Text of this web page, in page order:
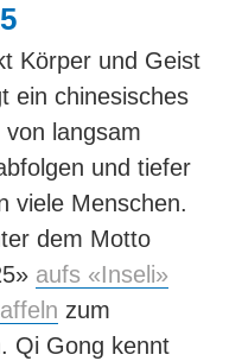
Körper und Geist
ein chinesisches
langsam
und tiefer
viele Menschen.
dem Motto
aufs «Inseli»
zum
Qi Gong kennt